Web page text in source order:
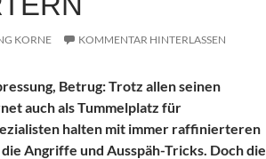
KORNE KOMMENTAR HINTERLASSEN
Betrug: Trotz allen seinen
auch als Tummelplatz für
halten mit immer raffinierteren
Angriffe und Ausspäh-Tricks. Doch die